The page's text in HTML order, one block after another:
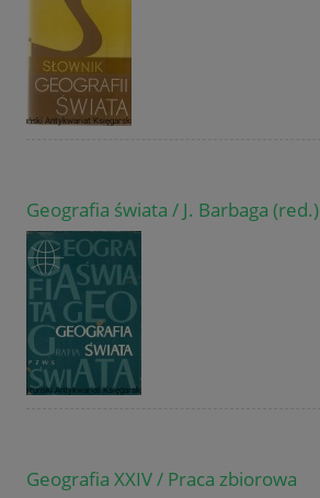
Geografia świata / J. Barbaga (red.)
Geografia XXIV / Praca zbiorowa